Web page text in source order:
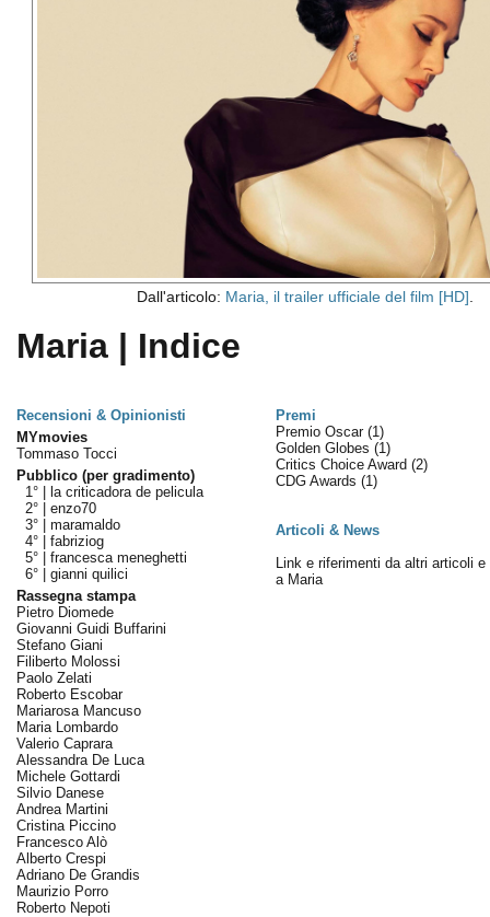
Dall'articolo: Maria, il trailer ufficiale del film [HD]
Maria | Indice
Recensioni & Opinionisti
Premi
MYmovies
Tommaso Tocci
Pubblico (per gradimento)
1° |
la criticadora de pelicula
2° | enzo70
3° | maramaldo
4° | fabriziog
5° | francesca meneghetti
6° | gianni quilici
Rassegna stampa
Pietro Diomede
Giovanni Guidi Buffarini
Stefano Giani
Filiberto Molossi
Paolo Zelati
Roberto Escobar
Mariarosa Mancuso
Maria Lombardo
Valerio Caprara
Alessandra De Luca
Michele Gottardi
Silvio Danese
Andrea Martini
Cristina Piccino
Francesco Alò
Alberto Crespi
Adriano De Grandis
Maurizio Porro
Roberto Nepoti
Premio Oscar (1)
Golden Globes (1)
Critics Choice Award (2)
CDG Awards (1)
Articoli & News
Link e riferimenti da altri articoli e
a Maria